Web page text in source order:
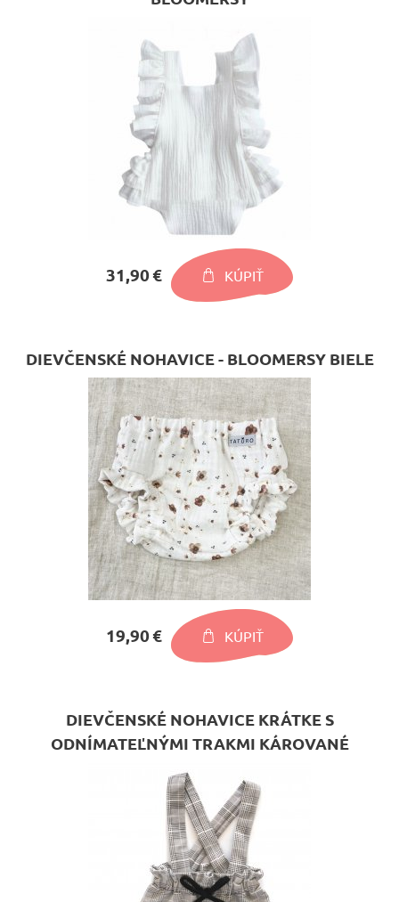
31,90 € KÚPIŤ
DIEVČENSKÉ NOHAVICE - BLOOMERSY BIELE
19,90 € KÚPIŤ
DIEVČENSKÉ NOHAVICE KRÁTKE S
ODNÍMATEĽNÝMI TRAKMI KÁROVANÉ